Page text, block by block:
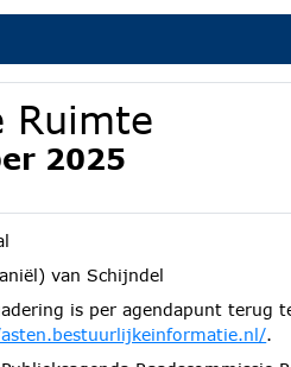
Ruimte
2025
van Schijndel
is per agendapunt terug
.